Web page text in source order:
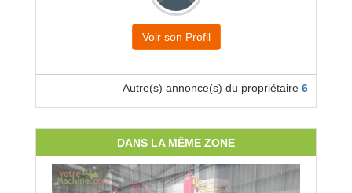
Voir son Profil
Autre(s) annonce(s) du propriétaire 6
DANS LA MÊME ZONE